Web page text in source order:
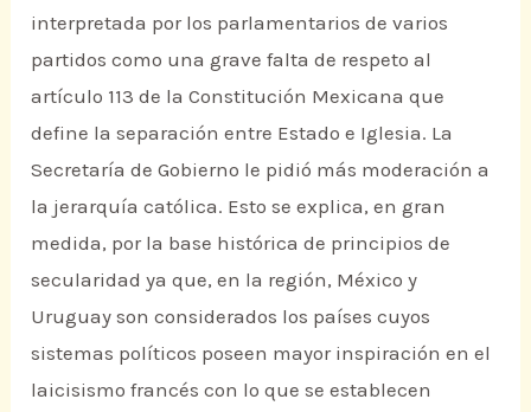
interpretada por los parlamentarios de varios
partidos como una grave falta de respeto al
artículo 113 de la Constitución Mexicana que
define la separación entre Estado e Iglesia. La
Secretaría de Gobierno le pidió más moderación a
la jerarquía católica. Esto se explica, en gran
medida, por la base histórica de principios de
secularidad ya que, en la región, México y
Uruguay son considerados los países cuyos
sistemas políticos poseen mayor inspiración en el
laicisismo francés con lo que se establecen